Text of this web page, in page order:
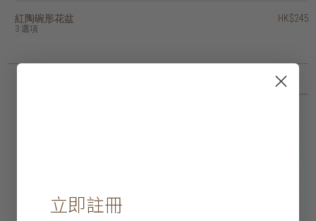
紅陶碗形花盆
3 選項
HK$245
紅陶錐形花盆
9 選項
HK$175
紅陶條紋花盆 HK$425
紅陶羅紋花盆
2 選項
HK$395
紅陶棱紋裝飾碗 HK$595
紅陶條紋花盆 HK$475
紅陶圓形質樸花盆 HK$575
紅陶錐形花盆 - 連底盤
3 選項
HK$295
紅陶兩色圓柱花盆
2 選項
HK$245
紅陶薑罐形花瓶 HK$495
立即註冊